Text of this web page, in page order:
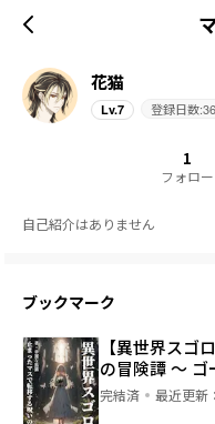
花猫
Lv.7 登録日数:
1
フォロー
自己紹介はありません
ブックマーク
【異世界スゴ
の冒険譚 ～
完結済 最近更新：